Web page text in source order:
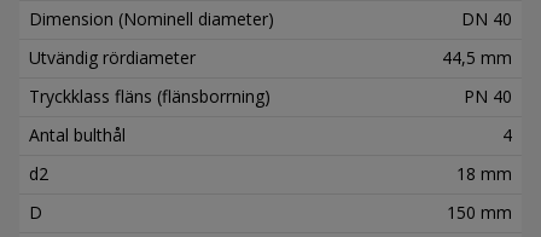
Dimension (Nominell diameter)
DN 40
Utvändig rördiameter
44,5 mm
Tryckklass fläns (flänsborrning)
PN 40
Antal bulthål
4
d2
18 mm
D
150 mm